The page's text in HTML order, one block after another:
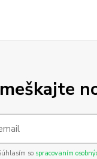
so spracovaním